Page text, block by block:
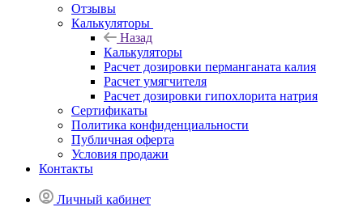
Отзывы
Калькуляторы
Назад
Калькуляторы
Расчет дозировки перманганата калия
Расчет умягчителя
Расчет дозировки гипохлорита натрия
Сертификаты
Политика конфиденциальности
Публичная оферта
Условия продажи
Контакты
Личный кабинет